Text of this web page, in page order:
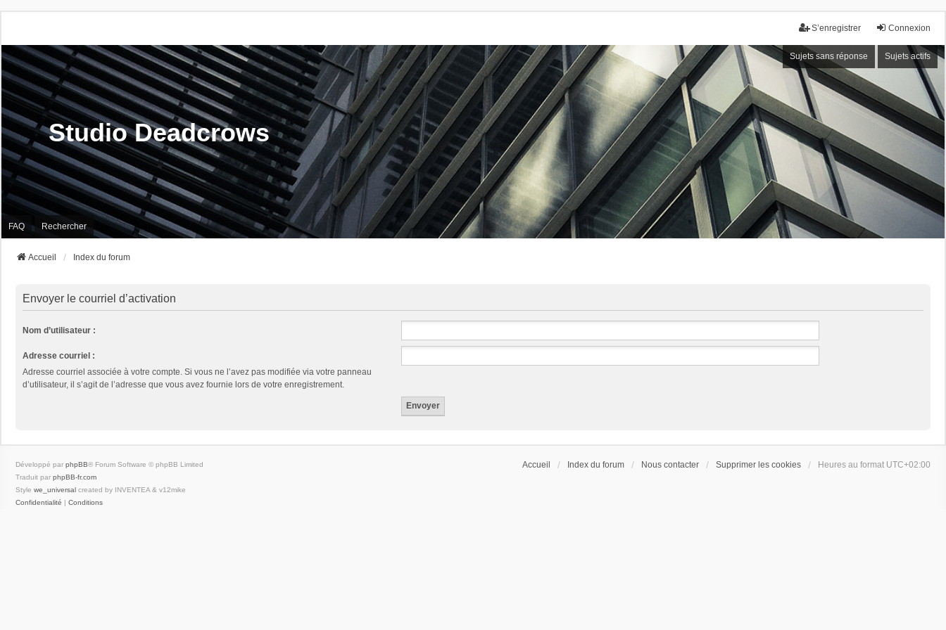
Connexion
S’enregistrer
Sujets sans réponse Sujets actifs
Studio Deadcrows
FAQ Rechercher
Accueil Index du forum
Envoyer le courriel d’activation
Nom d’utilisateur :
Adresse courriel :
Adresse courriel associée à votre compte. Si vous ne l’avez pas modifiée via votre panneau
d’utilisateur, il s’agit de l’adresse que vous avez fournie lors de votre enregistrement.
Accueil Index du forum Nous contacter Supprimer les cookies Heures au format UTC+02:00
Développé par phpBB® Forum Software © phpBB Limited
Traduit par phpBB-fr.com
Style we_universal created by INVENTEA & v12mike
Confidentialité | Conditions